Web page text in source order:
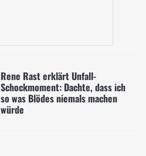
Rene Rast erklärt Unfall-
Schockmoment: Dachte, dass ich
so was Blödes niemals machen
würde